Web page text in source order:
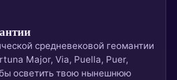
средневековой геомантии
Major, Via, Puella, Puer,
осветить твою нынешнюю